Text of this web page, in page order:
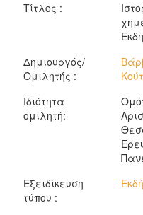
διεθνές
Κύκλος
Τίτλος :
Δημιουργός/
Ομιλητής :
Ιδιότητα
ομιλητή:
Εξειδίκευση
τύπου :